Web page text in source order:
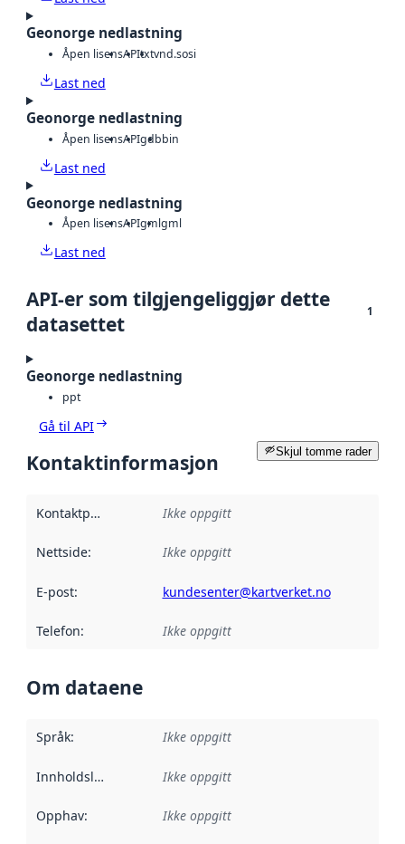
Geonorge nedlastning
Åpen lisensAPItxtvnd.sosi
Last ned
Geonorge nedlastning
Åpen lisensAPIgdbbin
Last ned
Geonorge nedlastning
Åpen lisensAPIgmlgml
Last ned
API-er som tilgjengeliggjør dette
datasettet
1
Geonorge nedlastning
ppt
Gå til API
Skjul tomme rader
Kontaktinformasjon
Kontaktpunkt Ikke oppgitt
Nettside: Ikke oppgitt
E-post: kundesenter@kartverket.no
Telefon: Ikke oppgitt
Om dataene
Språk: Ikke oppgitt
Innholdsleverandører :
Ikke oppgitt
Opphav: Ikke oppgitt